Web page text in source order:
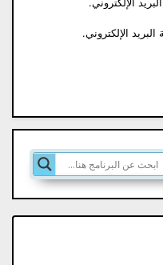
الإلكتروني.
الإلكتروني.